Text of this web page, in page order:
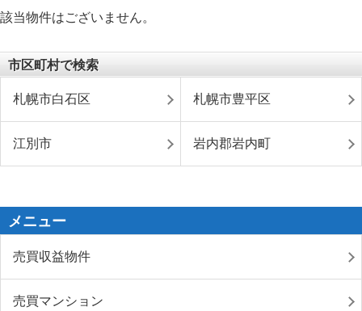
該当物件はございません。
市区町村で検索
札幌市白石区 札幌市豊平区
江別市 岩内郡岩内町
メニュー
売買収益物件
売買マンション